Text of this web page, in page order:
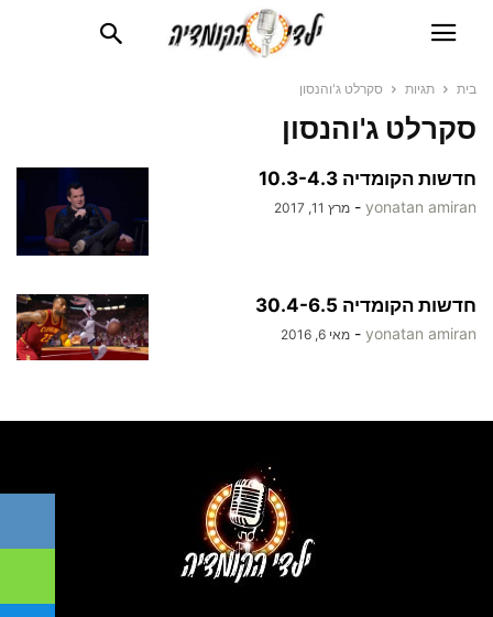
בית תגיות סקרלט ג'והנסון
סקרלט ג'והנסון
חדשות הקומדיה 10.3-4.3
yonatan amiran
- מרץ 11, 2017
חדשות הקומדיה 30.4-6.5
yonatan amiran
- מאי 6, 2016